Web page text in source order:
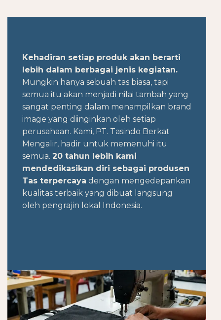
Kehadiran setiap produk akan berarti
lebih dalam berbagai jenis kegiatan.
Mungkin hanya sebuah tas biasa, tapi
semua itu akan menjadi nilai tambah yang
sangat penting dalam menampilkan brand
image yang diinginkan oleh setiap
perusahaan. Kami, PT. Tasindo Berkat
Mengalir, hadir untuk memenuhi itu
semua. 20 tahun lebih kami
mendedikasikan diri sebagai produsen
Tas terpercaya dengan mengedepankan
kualitas terbaik yang dibuat langsung
oleh pengrajin lokal Indonesia.